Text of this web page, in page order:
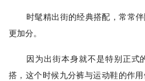
时髦精出街的经典搭配，常常
更加分。
因为出街本身就不是特别正式
搭，这个时候九分裤与运动鞋的作